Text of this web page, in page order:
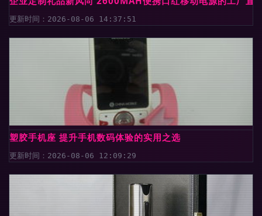
更新时间：2026-08-06 14:37:51
塑胶手机座 提升手机数码体验的实用之选
更新时间：2026-08-06 12:09:29